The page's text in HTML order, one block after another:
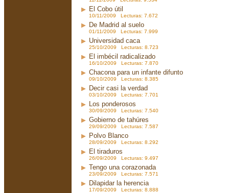
El Cobo útil
10/11/2009 Lecturas: 7.672
De Madrid al suelo
01/11/2009 Lecturas: 7.999
Universidad caca
25/10/2009 Lecturas: 8.723
El imbécil radicalizado
16/10/2009 Lecturas: 7.870
Chacona para un infante difunto
09/10/2009 Lecturas: 8.385
Decir casi la verdad
03/10/2009 Lecturas: 7.701
Los ponderosos
30/09/2009 Lecturas: 7.540
Gobierno de tahúres
29/09/2009 Lecturas: 7.587
Polvo Blanco
28/09/2009 Lecturas: 8.292
El tiraduros
26/09/2009 Lecturas: 9.497
Tengo una corazonada
23/09/2009 Lecturas: 7.571
Dilapidar la herencia
17/09/2009 Lecturas: 8.888